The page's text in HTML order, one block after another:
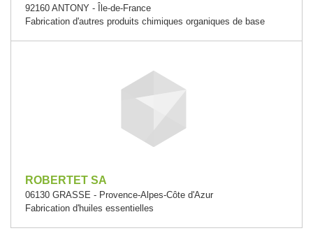
92160 ANTONY - Île-de-France
Fabrication d'autres produits chimiques organiques de base
ROBERTET SA
06130 GRASSE - Provence-Alpes-Côte d'Azur
Fabrication d'huiles essentielles